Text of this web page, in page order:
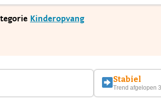
Kinderopvang
Stabiel
Trend afgelopen